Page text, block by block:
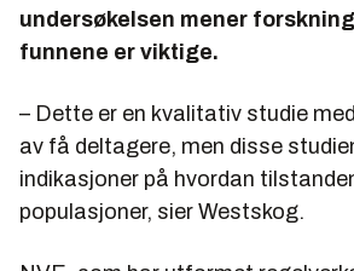
undersøkelsen mener
funnene er viktige.
– Dette er en kvalitativ studie
av få deltagere, men disse
indikasjoner på hvordan
populasjoner, sier Westskog.